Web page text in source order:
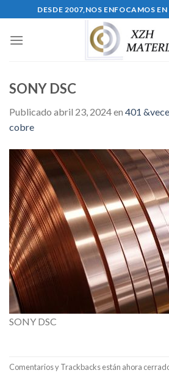
to
content
DESDE 2007,NOS ENFOCAMOS
SONY DSC
Publicado abril 23, 2024en 401
cobre
SONY DSC
Comentarios y Trackbacks están ahora